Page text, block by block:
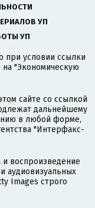
УП
УП
при условии ссылки
"Экономическую
сайте со ссылкой
дальнейшему
в любой форме,
"Интерфакс-
воспроизведение
аудиовизуальных
Images строго